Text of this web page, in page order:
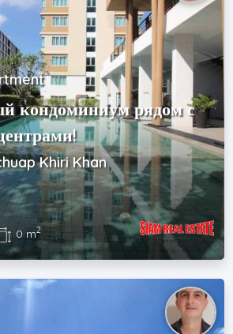
кондоминиум рядом с
Khiri Khan
0 m2